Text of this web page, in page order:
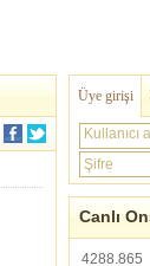
Üye girişi
Kullanıcı
Şifre
Canlı
4288.865